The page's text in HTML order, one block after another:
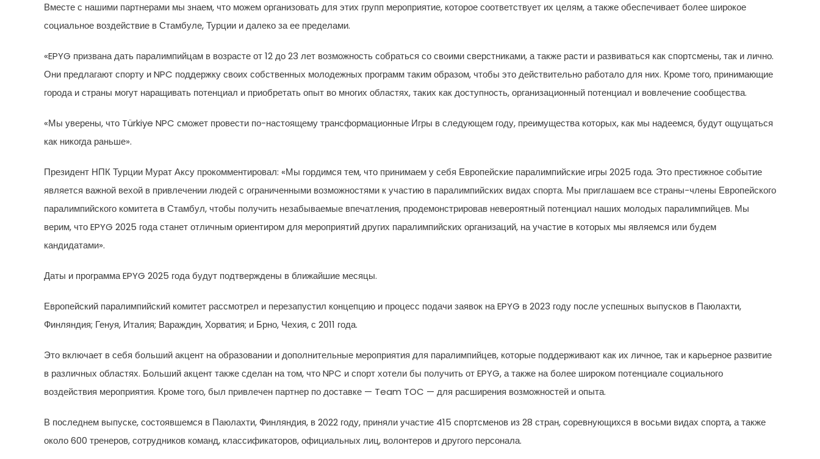
Вместе с нашими партнерами мы знаем, что можем организовать для этих групп мероприятие, которое соответствует их целям, а также обеспечивает более широкое
социальное воздействие в Стамбуле, Турции и далеко за ее пределами.
«EPYG призвана дать паралимпийцам в возрасте от 12 до 23 лет возможность собраться со своими сверстниками, а также расти и развиваться как спортсмены, так и лично.
Они предлагают спорту и NPC поддержку своих собственных молодежных программ таким образом, чтобы это действительно работало для них. Кроме того, принимающие
города и страны могут наращивать потенциал и приобретать опыт во многих областях, таких как доступность, организационный потенциал и вовлечение сообщества.
«Мы уверены, что Türkiye NPC сможет провести по-настоящему трансформационные Игры в следующем году, преимущества которых, как мы надеемся, будут ощущаться
как никогда раньше».
Президент НПК Турции Мурат Аксу прокомментировал: «Мы гордимся тем, что принимаем у себя Европейские паралимпийские игры 2025 года. Это престижное событие
является важной вехой в привлечении людей с ограниченными возможностями к участию в паралимпийских видах спорта. Мы приглашаем все страны-члены Европейского
паралимпийского комитета в Стамбул, чтобы получить незабываемые впечатления, продемонстрировав невероятный потенциал наших молодых паралимпийцев. Мы
верим, что EPYG 2025 года станет отличным ориентиром для мероприятий других паралимпийских организаций, на участие в которых мы являемся или будем
кандидатами».
Даты и программа EPYG 2025 года будут подтверждены в ближайшие месяцы.
Европейский паралимпийский комитет рассмотрел и перезапустил концепцию и процесс подачи заявок на EPYG в 2023 году после успешных выпусков в Паюлахти,
Финляндия; Генуя, Италия; Вараждин, Хорватия; и Брно, Чехия, с 2011 года.
Это включает в себя больший акцент на образовании и дополнительные мероприятия для паралимпийцев, которые поддерживают как их личное, так и карьерное развитие
в различных областях. Больший акцент также сделан на том, что NPC и спорт хотели бы получить от EPYG, а также на более широком потенциале социального
воздействия мероприятия. Кроме того, был привлечен партнер по доставке — Team TOC — для расширения возможностей и опыта.
В последнем выпуске, состоявшемся в Паюлахти, Финляндия, в 2022 году, приняли участие 415 спортсменов из 28 стран, соревнующихся в восьми видах спорта, а также
около 600 тренеров, сотрудников команд, классификаторов, официальных лиц, волонтеров и другого персонала.